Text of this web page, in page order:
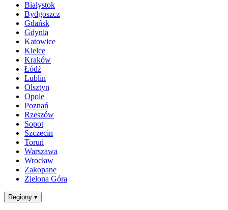
Białystok
Bydgoszcz
Gdańsk
Gdynia
Katowice
Kielce
Kraków
Łódź
Lublin
Olsztyn
Opole
Poznań
Rzeszów
Sopot
Szczecin
Toruń
Warszawa
Wrocław
Zakopane
Zielona Góra
Regiony ▾